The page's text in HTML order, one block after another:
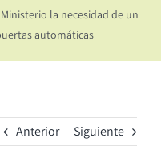
la necesidad de un
automáticas
Anterior Siguiente